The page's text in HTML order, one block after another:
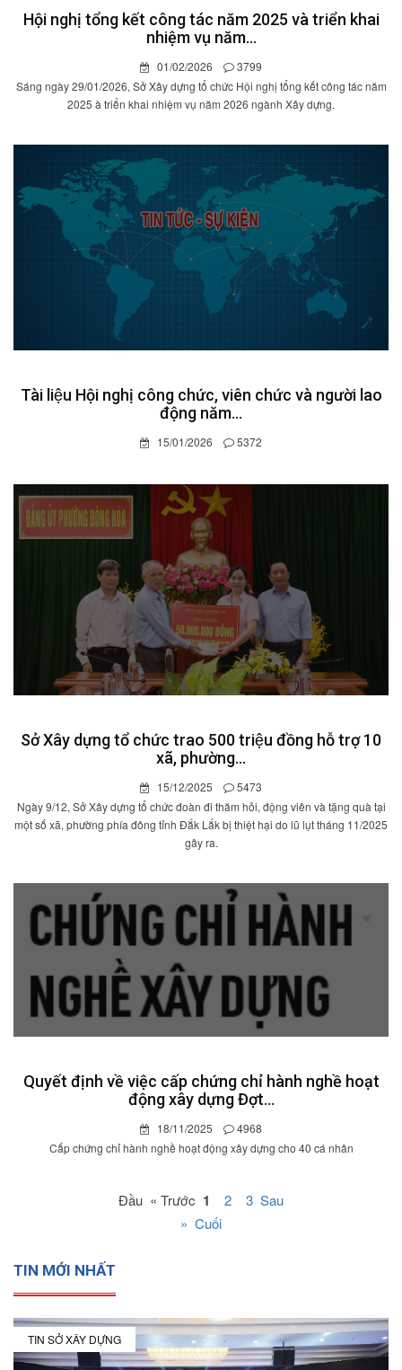
Hội nghị tổng kết công tác năm 2025 và triển khai
nhiệm vụ năm...
01/02/2026
3799
Sáng ngày 29/01/2026, Sở Xây dựng tổ chức Hội nghị tổng kết công tác năm
2025 à triển khai nhiệm vụ năm 2026 ngành Xây dựng.
Tài liệu Hội nghị công chức, viên chức và người lao
động năm...
15/01/2026 5372
Sở Xây dựng tổ chức trao 500 triệu đồng hỗ trợ 10
xã, phường...
15/12/2025
5473
Ngày 9/12, Sở Xây dựng tổ chức đoàn đi thăm hỏi, động viên và tặng quà tại
một số xã, phường phía đông tỉnh Đắk Lắk bị thiệt hại do lũ lụt tháng 11/2025
gây ra.
Quyết định về việc cấp chứng chỉ hành nghề hoạt
động xây dựng Đợt...
18/11/2025
4968
Cấp chứng chỉ hành nghề hoạt động xây dựng cho 40 cá nhân
Đầu « Trước 1 2 3 Sau
» Cuối
TIN MỚI NHẤT
TIN SỞ XÂY DỰNG